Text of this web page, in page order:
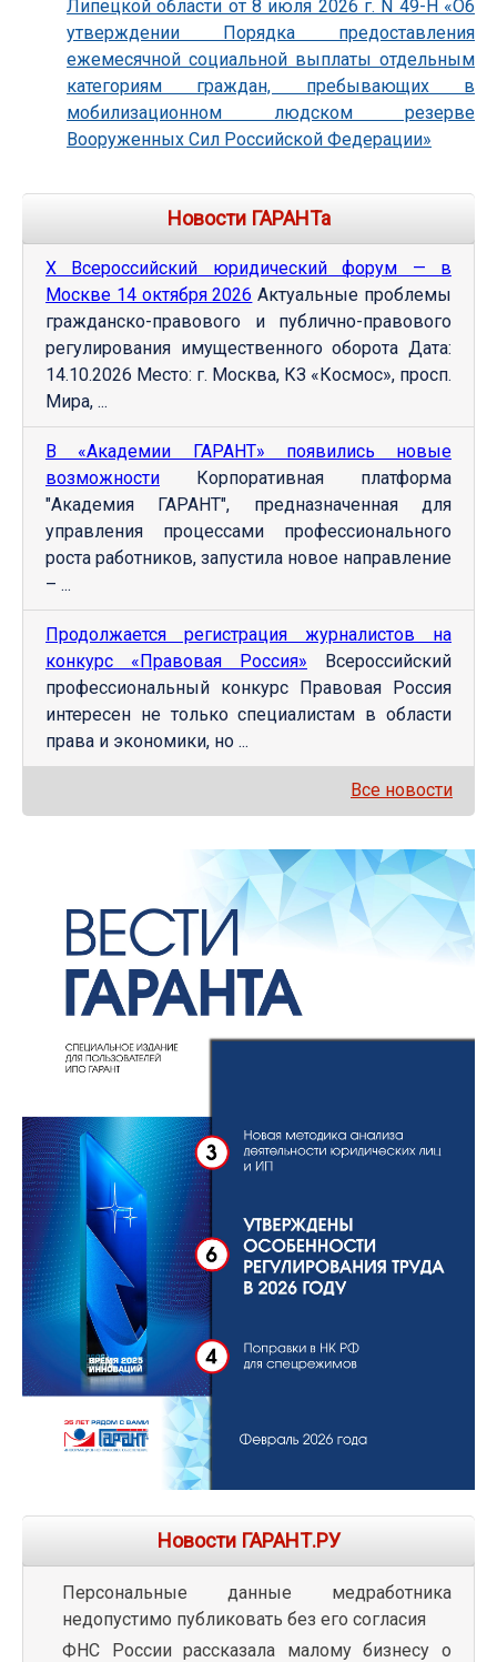
Липецкой области от 8 июля 2026 г. N 49-Н «Об
утверждении Порядка предоставления
ежемесячной социальной выплаты отдельным
категориям граждан, пребывающих в
мобилизационном людском резерве
Вооруженных Сил Российской Федерации»
Новости ГАРАНТа
Х Всероссийский юридический форум — в
Москве 14 октября 2026 Актуальные проблемы
гражданско-правового и публично-правового
регулирования имущественного оборота Дата:
14.10.2026 Место: г. Москва, КЗ «Космос», просп.
Мира, ...
В «Академии ГАРАНТ» появились новые
возможности Корпоративная платформа
"Академия ГАРАНТ", предназначенная для
управления процессами профессионального
роста работников, запустила новое направление
– ...
Продолжается регистрация журналистов на
конкурс «Правовая Россия» Всероссийский
профессиональный конкурс Правовая Россия
интересен не только специалистам в области
права и экономики, но ...
Все новости
Новости ГАРАНТ.РУ
Персональные данные медработника
недопустимо публиковать без его согласия
ФНС России рассказала малому бизнесу о